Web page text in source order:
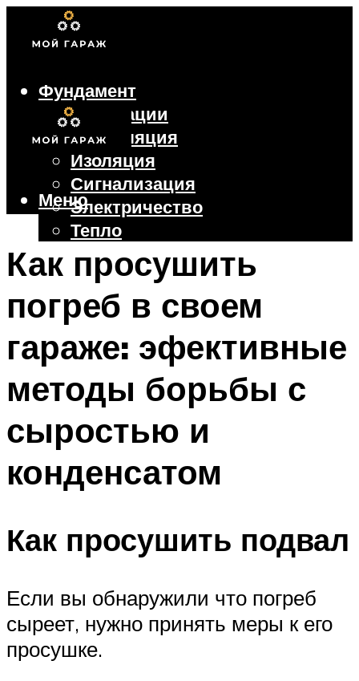
Фундамент
Коммуникации
Вентиляция
Изоляция
Сигнализация
Электричество
Тепло
Крыша
Ворота
Меню
Меню
Как просушить
погреб в своем
гараже: эфективные
методы борьбы с
сыростью и
конденсатом
Как просушить подвал
Если вы обнаружили что погреб
сыреет, нужно принять меры к его
просушке.